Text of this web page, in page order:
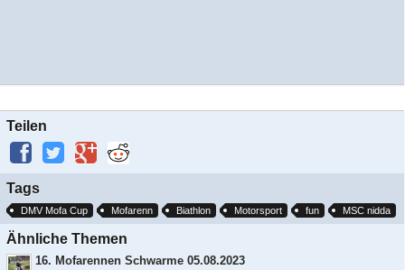
Teilen
Tags
DMV Mofa Cup Mofarenn Biathlon Motorsport fun MSC nidda
Ähnliche Themen
16. Mofarennen Schwarme 05.08.2023